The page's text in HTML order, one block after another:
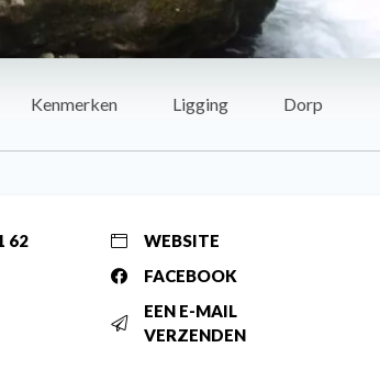
Kenmerken Ligging Dorp
62
WEBSITE
FACEBOOK
EEN E-MAIL
VERZENDEN